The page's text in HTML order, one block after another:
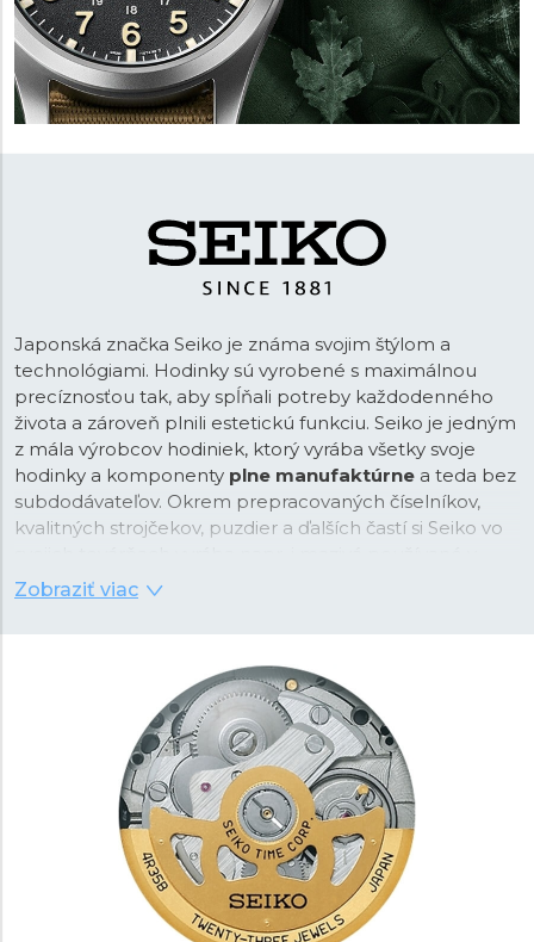
Japonská značka Seiko je známa svojim štýlom a
technológiami. Hodinky sú vyrobené s maximálnou
precíznosťou tak, aby spĺňali potreby každodenného
života a zároveň plnili estetickú funkciu. Seiko je jedným
z mála výrobcov hodiniek, ktorý vyrába všetky svoje
hodinky a komponenty plne manufaktúrne a teda bez
subdodávateľov. Okrem prepracovaných číselníkov,
kvalitných strojčekov, puzdier a ďalších častí si Seiko vo
hodinkách alebo luminiscenčné nátery. Maximálna
kvalita produktu a kontrola procesu výroby je teda
zaručená.
Zakladateľ Seiko Kintaro Hattori sa narodil v centre
Tokia v roku 1860. V roku 1881, vo veku iba 21 rokov,
založil vlastnú spoločnosť „K. Hattori” s
veľkoobchodným i maloobchodným predajom
hodiniek. V roku 1892 založil vlastnú manufaktúru na
výrobu vlastných hodín a neskôr i hodiniek, ktorú nazval
„Seikosha”. V japončine má výraz „Seiko” významy:
minútaaleboúspech, zatiaľ čo „sha”
dom. Jeho cieľom bolo sa časom úplne
osamostatniť a vyrábať si všetky komponenty a časti
Zobraziť viac